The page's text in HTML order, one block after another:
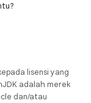
lisensi yang
adalah merek
dan/atau